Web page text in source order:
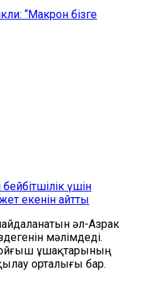
“Макрон бізге
үшін
екенін айтты
әл-Азрак
мәлімдеді.
ұшақтарының
орталығы бар.